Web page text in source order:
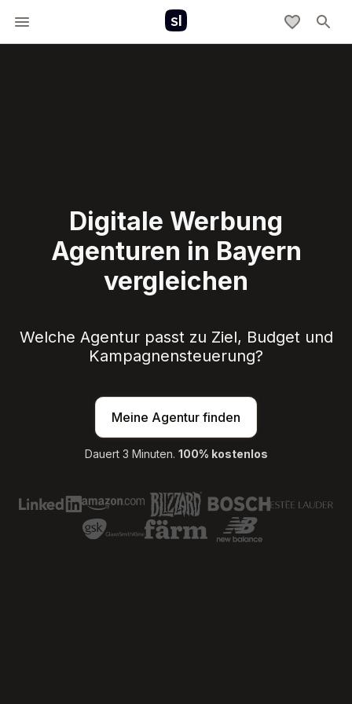
Digitale Werbung
Agenturen in Bayern
vergleichen
Welche Agentur passt zu Ziel, Budget und
Kampagnensteuerung?
Meine Agentur finden
Dauert 3 Minuten. 100% kostenlos